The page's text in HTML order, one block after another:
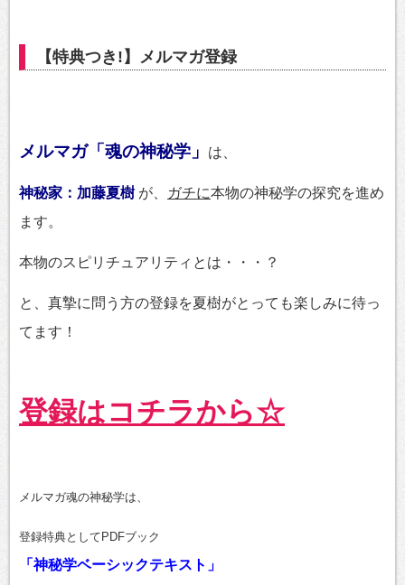
【特典つき!】メルマガ登録
メルマガ「魂の神秘学」 は、
神秘家：加藤夏樹 が、 ガチに本物の神秘学の探究を進め
ます。
本物のスピリチュアリティとは・・・？
と、真摯に問う方の登録を夏樹がとっても楽しみに待っ
てます！
登録はコチラから☆
メルマガ魂の神秘学は、
登録特典としてPDFブック
「神秘学ベーシックテキスト」